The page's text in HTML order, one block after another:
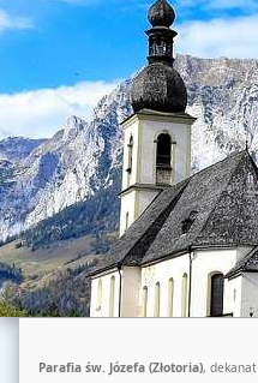
Parafia św. Józefa (Złotoria), dekanat